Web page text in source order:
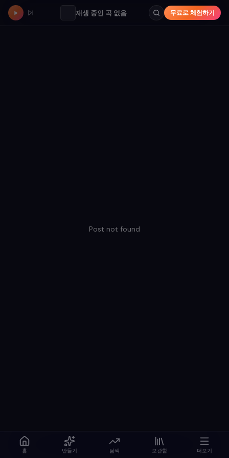
재생 중인 곡 없음 무료로 체험하기
Post not found
홈 만들기 탐색 보관함 더보기